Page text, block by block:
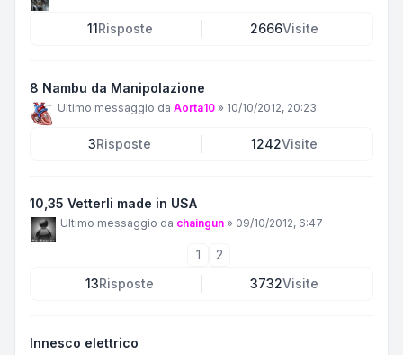
11Risposte 2666Visite
8 Nambu da Manipolazione
Ultimo messaggio da Aorta10 » 10/10/2012, 20:23
3Risposte 1242Visite
10,35 Vetterli made in USA
Ultimo messaggio da chaingun » 09/10/2012, 6:47
1
2
13Risposte 3732Visite
Innesco elettrico